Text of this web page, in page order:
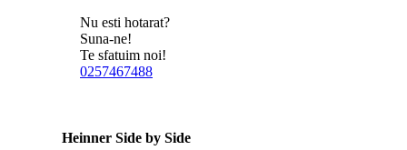
Nu esti hotarat?
Suna-ne!
Te sfatuim noi!
0257467488
Heinner Side by Side